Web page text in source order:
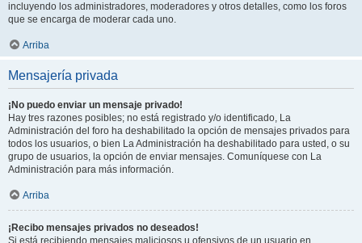
incluyendo los administradores, moderadores y otros detalles, como los foros
que se encarga de moderar cada uno.
Arriba
Mensajería privada
¡No puedo enviar un mensaje privado!
Hay tres razones posibles; no está registrado y/o identificado, La
Administración del foro ha deshabilitado la opción de mensajes privados para
todos los usuarios, o bien La Administración ha deshabilitado para usted, o su
grupo de usuarios, la opción de enviar mensajes. Comuníquese con La
Administración para más información.
Arriba
¡Recibo mensajes privados no deseados!
Si está recibiendo mensajes maliciosos u ofensivos de un usuario en